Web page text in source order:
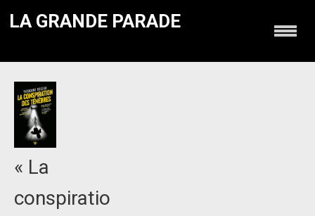
LA GRANDE PARADE
« La
conspiratio